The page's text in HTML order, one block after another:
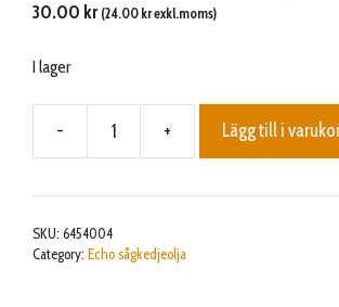
30.00 kr (24.00 krexkl.moms)
I lager
-
POWER BLEND OIL
+ Lägg till i
SKU: 6454004
Category: Echo sågkedjeolja